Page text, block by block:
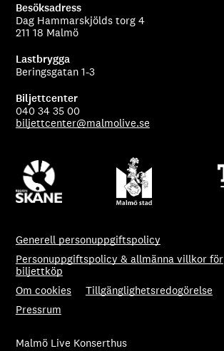
Besöksadress
Dag Hammarskjölds torg 4
211 18 Malmö
Lastbrygga
Beringsgatan 1-3
Biljettcenter
040 34 35 00
biljettcenter@malmolive.se
Generell personuppgiftspolicy
Personuppgiftspolicy & allmänna villkor för
biljettköp
Om cookies
Tillgänglighetsredogörelse
Pressrum
Malmö Live Konserthus